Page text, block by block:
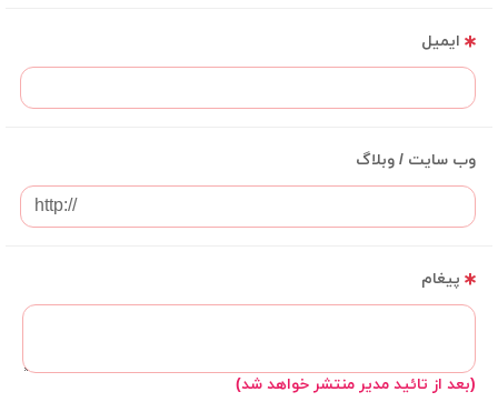
ایمیل
وب سایت / وبلاگ
پیغام
(بعد از تائید مدیر منتشر خواهد شد)